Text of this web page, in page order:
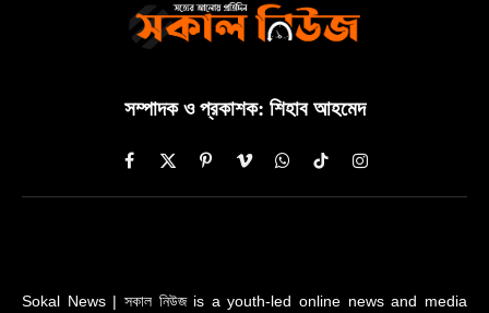
সম্পাদক ও প্রকাশক: শিহাব আহমেদ
Facebook
X
(Twitter)
PinterestVimeoWhatsAppTikTokInstagram
Sokal News | সকাল নিউজ is a youth-led online news and media